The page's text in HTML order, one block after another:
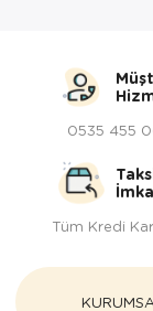
0535 455
Tüm Kredi